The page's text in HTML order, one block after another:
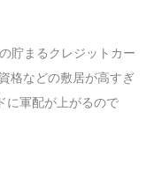
貯まるクレジットカー
格などの敷居が高すぎ
に軍配が上がるので